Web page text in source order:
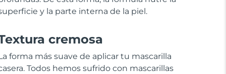
y la parte interna de la piel.
cremosa
forma más suave de aplicar tu mascarilla
Todos hemos sufrido con mascarillas